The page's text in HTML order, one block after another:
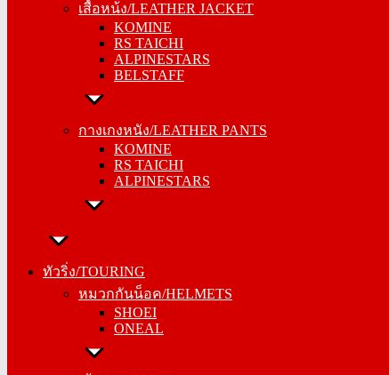
เสื้อหน้ง/LEATHER JACKET
KOMINE
RS TAICHI
ALPINESTARS
BELSTAFF
กางเกงหนัง/LEATHER PANTS
KOMINE
RS TAICHI
ALPINESTARS
ทัวริ่ง/TOURING
หมวกกันน็อค/HELMETS
SHOEI
ONEAL
KOMINE
RS TAICHI
ALPINESTARS
BELSTAFF
KOMINE
RS TAICHI
ALPINESTARS
หมวกกันน็อค/HELMETS
SHOEI
ONEAL